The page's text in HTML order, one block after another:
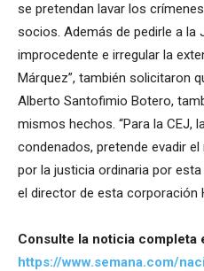
se pretendan lavar los
socios. Además de pedirle a la
improcedente e irregular la
Márquez”, también solicitaron
Alberto Santofimio Botero,
mismos hechos. “Para la CEJ,
condenados, pretende evadir
por la justicia ordinaria por
el director de esta corporación
Consulte la noticia completa
https://www.semana.com/